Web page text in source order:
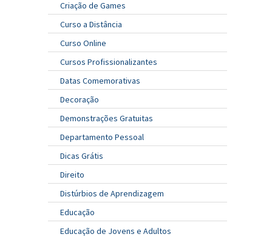
Criação de Games
Curso a Distância
Curso Online
Cursos Profissionalizantes
Datas Comemorativas
Decoração
Demonstrações Gratuitas
Departamento Pessoal
Dicas Grátis
Direito
Distúrbios de Aprendizagem
Educação
Educação de Jovens e Adultos